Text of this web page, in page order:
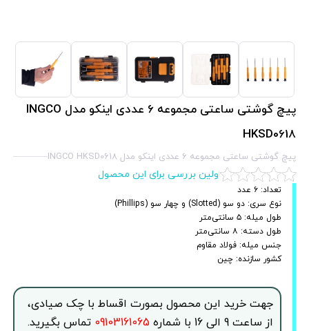
پیچ گوشتی ساعتی مجموعه 6 عددی اینکو مدل INGCO
HKSD0618
پیچ گوشتی ساعتی مجموعه 6 عددی اینکو مدل INGCO HKSD0618
اولین بررسی برای این محصول
تعداد: ۶ عدد
نوع سری: دو سو (Slotted) و چهار سو (Phillips)
طول میله: ۵ سانتی‌متر
طول دسته: ۸ سانتی‌متر
جنس میله: فولاد مقاوم
کشور سازنده: چین
جهت خرید این محصول بصورت اقساط با چک صیادی،
از ساعت 9 الی 16 با شماره
09103161065 تماس بگیرید.